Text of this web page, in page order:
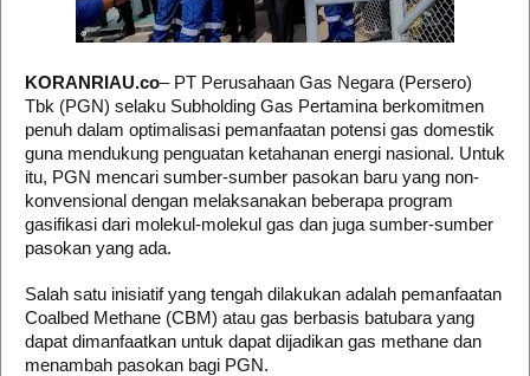
KORANRIAU.co– PT Perusahaan Gas Negara (Persero)
Tbk (PGN) selaku Subholding Gas Pertamina berkomitmen
penuh dalam optimalisasi pemanfaatan potensi gas domestik
guna mendukung penguatan ketahanan energi nasional. Untuk
itu, PGN mencari sumber-sumber pasokan baru yang non-
konvensional dengan melaksanakan beberapa program
gasifikasi dari molekul-molekul gas dan juga sumber-sumber
pasokan yang ada.
Salah satu inisiatif yang tengah dilakukan adalah pemanfaatan
Coalbed Methane (CBM) atau gas berbasis batubara yang
dapat dimanfaatkan untuk dapat dijadikan gas methane dan
menambah pasokan bagi PGN.